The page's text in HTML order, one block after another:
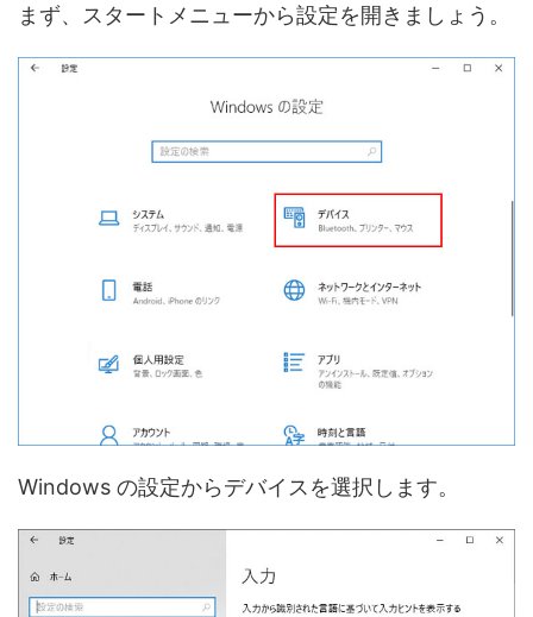
まず、スタートメニューから設定を開きましょう。
Windows の設定からデバイスを選択します。